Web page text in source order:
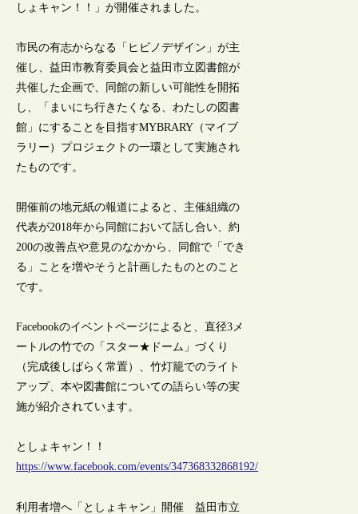
しょキャン！！」が開催されました。
市民の有志からなる「ヒビノデザイン」が主
催し、益田市教育委員会と益田市立図書館が
共催した企画で、同館の新しい可能性を開拓
し、「まいにち行きたくなる、わたしの図書
館」にすることを目指すMYBRARY（マイブ
ラリー）プロジェクトの一環として実施され
たものです。
開催前の地元紙の報道によると、主催組織の
代表が2018年から同館において話し合い、約
200の改善点や意見のなかから、同館で「でき
る」ことを増やそうと計画したものとのこと
です。
Facebookのイベントページによると、直径3メ
ートルの竹での「スター★ドーム」づくり
（完成後しばらく常置）、竹灯籠でのライト
アップ、本や図書館についての語らい等の実
施が紹介されています。
としょキャン！！
https://www.facebook.com/events/347368332868192/
利用者増へ「としょキャン」開催 益田市立